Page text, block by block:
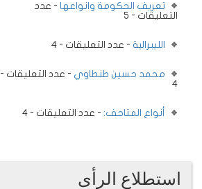
تعريف الحكومة وانواعها - عدد
التعليقات - 5
الليبرالية - عدد التعليقات - 4
محمد حسين طنطاوي - عدد التعليقات -
4
أنواع المتاحف: - عدد التعليقات - 4
استطلاع الرأى